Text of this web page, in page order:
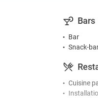
Bars
Bar
Snack-
Cuisine